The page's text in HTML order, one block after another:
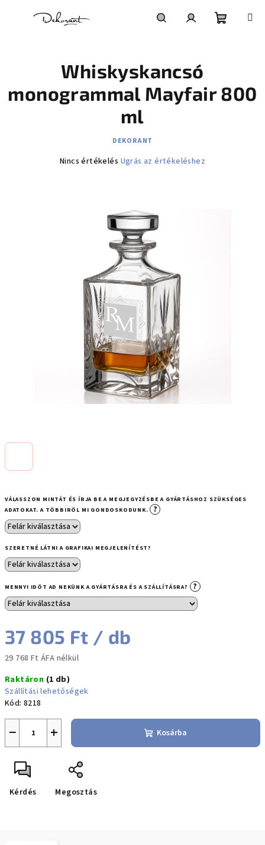
VÁLASSZON MINTÁT ÉS ÍRJA BE A MEGJEGYZÉSBE A GYÁRTÁSHOZ SZÜKSÉGES
ADATOKAT. A TÖBBIRŐL MI GONDOSKODUNK. ?
SZERETNÉ LÁTNI A GRAFIKAI MEGJELENÍTÉST?
MENNYI IDŐT AD NEKÜNK A GYÁRTÁSRA ÉS A SZÁLLÍTÁSRA? ?
37 805 Ft / db
29 768 Ft ÁFA nélkül
Raktáron (1 db)
Szállítási lehetőségek
Kód: 8218
+
− Kosárba
Kérdés Megosztás
Whiskyskancsó
monogrammal Mayfair 800
ml
DEKORANT
A termék átlagos értékelése 5-ből 0,0 csillag.
Nincs értékelés Ugrás az értékeléshez